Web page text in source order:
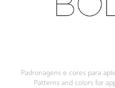
Padronagens e cores para
Patterns and colors for